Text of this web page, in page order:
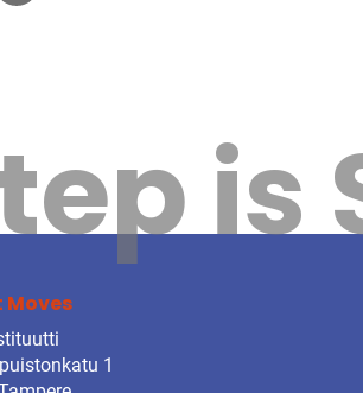
is
Moves
1